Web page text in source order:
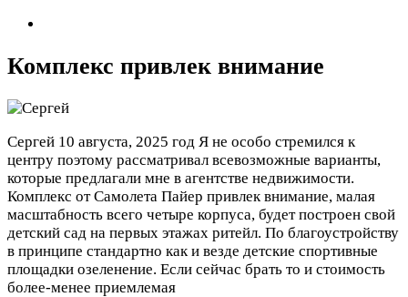
Комплекс привлек внимание
Сергей 10 августа, 2025 год Я не особо стремился к
центру поэтому рассматривал всевозможные варианты,
которые предлагали мне в агентстве недвижимости.
Комплекс от Самолета Пайер привлек внимание, малая
масштабность всего четыре корпуса, будет построен свой
детский сад на первых этажах ритейл. По благоустройству
в принципе стандартно как и везде детские спортивные
площадки озеленение. Если сейчас брать то и стоимость
более-менее приемлемая